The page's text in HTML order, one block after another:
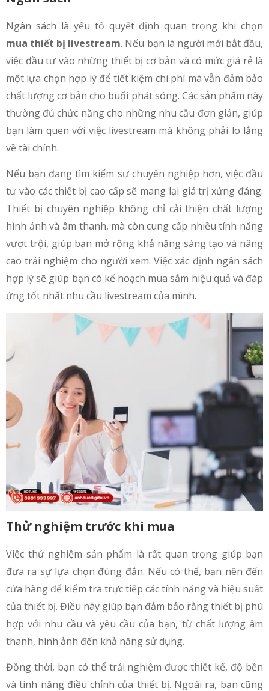
Ngân sách là yếu tố quyết định quan trọng khi chọn
mua thiết bị livestream. Nếu bạn là người mới bắt đầu,
việc đầu tư vào những thiết bị cơ bản và có mức giá rẻ là
một lựa chọn hợp lý để tiết kiệm chi phí mà vẫn đảm bảo
chất lượng cơ bản cho buổi phát sóng. Các sản phẩm này
thường đủ chức năng cho những nhu cầu đơn giản, giúp
bạn làm quen với việc livestream mà không phải lo lắng
về tài chính.
Nếu bạn đang tìm kiếm sự chuyên nghiệp hơn, việc đầu
tư vào các thiết bị cao cấp sẽ mang lại giá trị xứng đáng.
Thiết bị chuyên nghiệp không chỉ cải thiện chất lượng
hình ảnh và âm thanh, mà còn cung cấp nhiều tính năng
vượt trội, giúp bạn mở rộng khả năng sáng tạo và nâng
cao trải nghiệm cho người xem. Việc xác định ngân sách
hợp lý sẽ giúp bạn có kế hoạch mua sắm hiệu quả và đáp
ứng tốt nhất nhu cầu livestream của mình.
Thử nghiệm trước khi mua
Việc thử nghiệm sản phẩm là rất quan trọng giúp bạn
đưa ra sự lựa chọn đúng đắn. Nếu có thể, bạn nên đến
cửa hàng để kiểm tra trực tiếp các tính năng và hiệu suất
của thiết bị. Điều này giúp bạn đảm bảo rằng thiết bị phù
hợp với nhu cầu và yêu cầu của bạn, từ chất lượng âm
thanh, hình ảnh đến khả năng sử dụng.
Đồng thời, bạn có thể trải nghiệm được thiết kế, độ bền
và tính năng điều chỉnh của thiết bị. Ngoài ra, bạn cũng